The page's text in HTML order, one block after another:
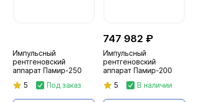
Импульсный
рентгеновский
аппарат Памир-250
5
Под заказ
747 982 ₽
Импульсный
рентгеновский
аппарат Памир-200
5
В наличии